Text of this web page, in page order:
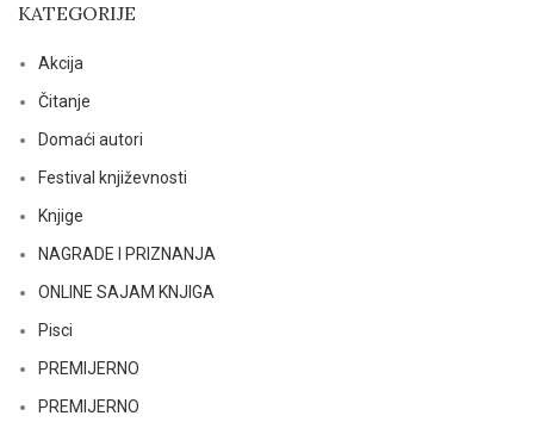
KATEGORIJE
Akcija
Čitanje
Domaći autori
Festival književnosti
Knjige
NAGRADE I PRIZNANJA
ONLINE SAJAM KNJIGA
Pisci
PREMIJERNO
PREMIJERNO